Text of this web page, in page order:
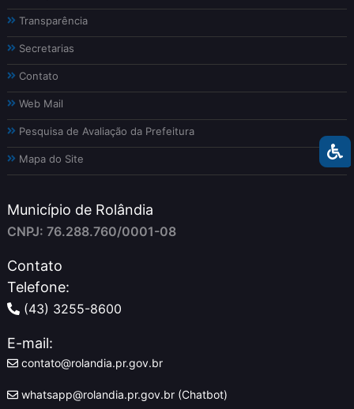
Transparência
Secretarias
Contato
Web Mail
Pesquisa de Avaliação da Prefeitura
Mapa do Site
Município de Rolândia
CNPJ: 76.288.760/0001-08
Contato
Telefone:
(43) 3255-8600
E-mail:
contato@rolandia.pr.gov.br
whatsapp@rolandia.pr.gov.br (Chatbot)